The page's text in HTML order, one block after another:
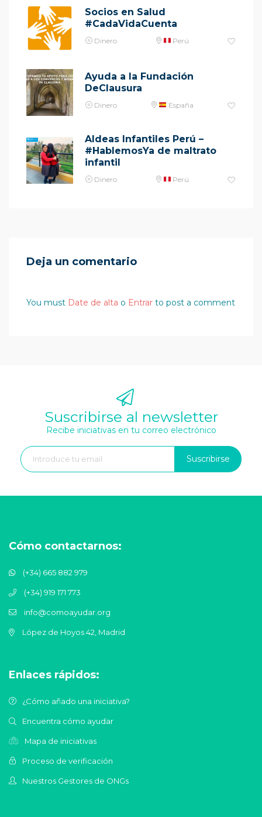
Socios en Salud
#CadaVidaCuenta
Dinero Perú
Ayuda a la Fundación
DeClausura
Dinero España
Aldeas Infantiles Perú –
#HablemosYa de maltrato
infantil
Dinero Perú
Deja un comentario
You must Date de alta o Entrar to post a comment
Suscribirse al newsletter
Recibe iniciativas en tu correo electrónico
Suscribirse
Cómo contactarnos:
(+34) 665 882 979
(+34) 919 171 773
info@comoayudar.org
López de Hoyos 42, Madrid
Enlaces rápidos:
¿Cómo añado una iniciativa?
Encuentra cómo ayudar
Mapa de iniciativas
Proceso de verificación
Nuestros Gestores de ONGs